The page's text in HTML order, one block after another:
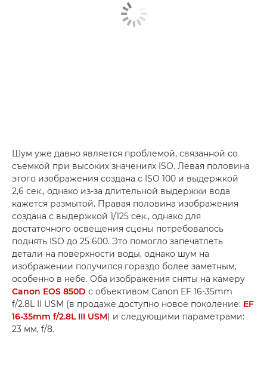
Шум уже давно является проблемой, связанной со
съемкой при высоких значениях ISO. Левая половина
этого изображения создана с ISO 100 и выдержкой
2,6 сек., однако из-за длительной выдержки вода
кажется размытой. Правая половина изображения
создана с выдержкой 1/125 сек., однако для
достаточного освещения сцены потребовалось
поднять ISO до 25 600. Это помогло запечатлеть
детали на поверхности воды, однако шум на
изображении получился гораздо более заметным,
особенно в небе. Оба изображения сняты на камеру
Canon EOS 850D с объективом Canon EF 16-35mm
f/2.8L II USM (в продаже доступно новое поколение: EF
16-35mm f/2.8L III USM) и следующими параметрами:
23 мм, f/8.